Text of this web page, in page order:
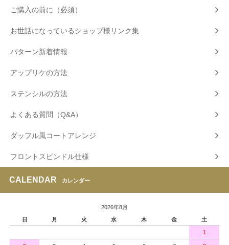
ご購入の前に（必須）
お世話になっているショップ様リンク集
パターン新着情報
アップリケの方法
ステンシルの方法
よくある質問（Q&A）
ダッフル風コートアレンジ
フロントスピンドル仕様
CALENDAR カレンダー
2026年8月
日
月 火 水 木 金 土
1